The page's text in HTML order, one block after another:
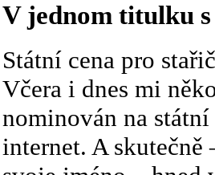
V jednom titulku
Státní cena pro
Včera i dnes mi
nominován na
internet. A